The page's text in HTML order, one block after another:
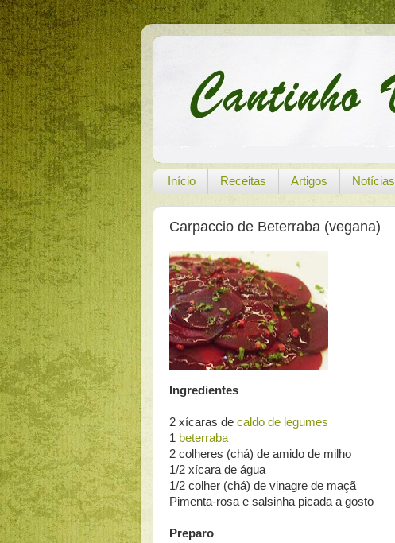
Início Receitas Artigos Notícias
Carpaccio de Beterraba (vegana)
Ingredientes
2 xícaras de caldo de legumes
1 beterraba
2 colheres (chá) de amido de milho
1/2 xícara de água
1/2 colher (chá) de vinagre de maçã
Pimenta-rosa e salsinha picada a gosto
Preparo